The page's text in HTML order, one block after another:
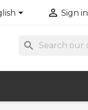
  Sign in
search